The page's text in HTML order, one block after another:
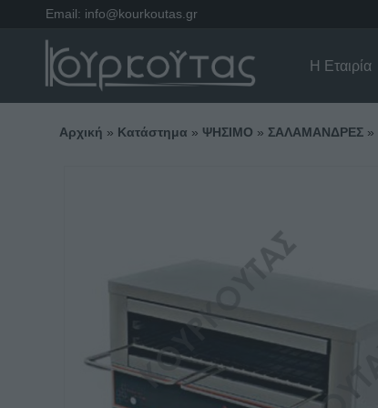
Email: info@kourkoutas.gr
Η Εταιρία
Αρχική » Κατάστημα » ΨΗΣΙΜΟ » ΣΑΛΑΜΑΝΔΡΕΣ»